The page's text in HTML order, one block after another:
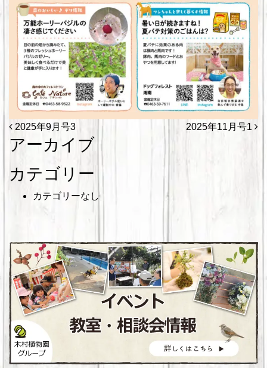
投稿ナビゲーション
2025年9月号3 2025年11月号1
アーカイブ
カテゴリー
カテゴリーなし